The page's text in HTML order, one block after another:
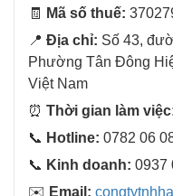
🧾
Mã số thuế:
📍 Địa chỉ: Số 43,
Phường Tân Đông
Việt Nam
⏰ Thời gian làm
📞 Hotline: 0782 06
📞 Kinh doanh: 0937
✉️ Email: